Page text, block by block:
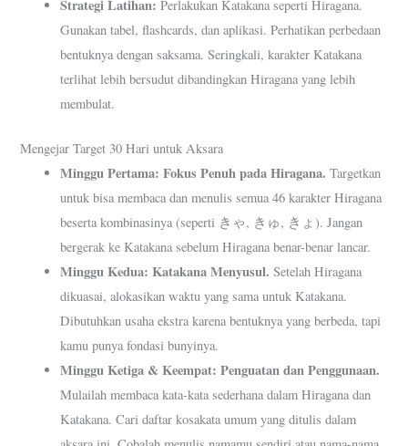
Strategi Latihan: Perlakukan Katakana seperti Hiragana.
Gunakan tabel, flashcards, dan aplikasi. Perhatikan perbedaan
bentuknya dengan saksama. Seringkali, karakter Katakana
terlihat lebih bersudut dibandingkan Hiragana yang lebih
membulat.
Mengejar Target 30 Hari untuk Aksara
Minggu Pertama: Fokus Penuh pada Hiragana. Targetkan
untuk bisa membaca dan menulis semua 46 karakter Hiragana
beserta kombinasinya (seperti きゃ, きゅ, きょ). Jangan
bergerak ke Katakana sebelum Hiragana benar-benar lancar.
Minggu Kedua: Katakana Menyusul. Setelah Hiragana
dikuasai, alokasikan waktu yang sama untuk Katakana.
Dibutuhkan usaha ekstra karena bentuknya yang berbeda, tapi
kamu punya fondasi bunyinya.
Minggu Ketiga & Keempat: Penguatan dan Penggunaan.
Mulailah membaca kata-kata sederhana dalam Hiragana dan
Katakana. Cari daftar kosakata umum yang ditulis dalam